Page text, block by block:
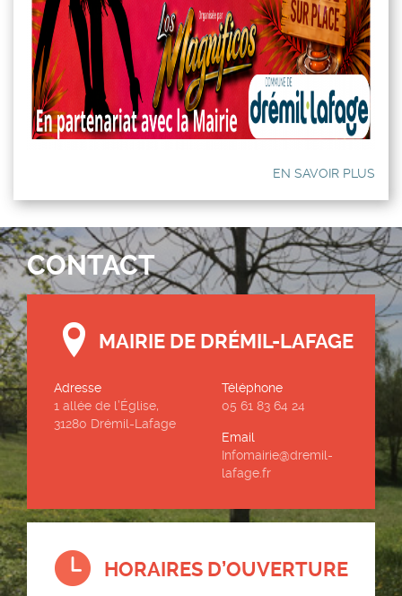
EN SAVOIR PLUS
CONTACT
MAIRIE DE DRÉMIL-LAFAGE
Adresse
1 allée de l’Église,
31280 Drémil-Lafage
Téléphone
05 61 83 64 24
Email
Infomairie@dremil-
lafage.fr
HORAIRES D’OUVERTURE